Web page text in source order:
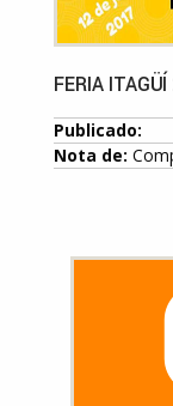
FERIA
Publicado:
Nota de: